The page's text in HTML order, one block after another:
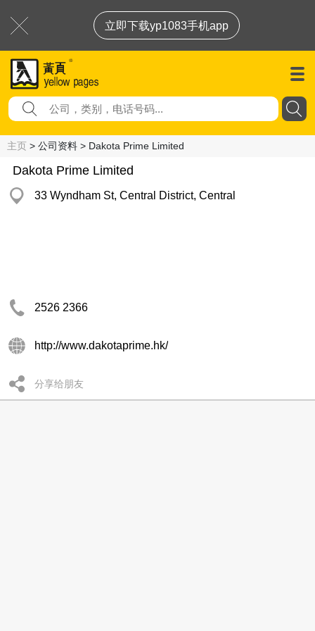
立即下载yp1083手机app
主页 > 公司资料 > Dakota Prime Limited
Dakota Prime Limited
33 Wyndham St, Central District, Central
2526 2366
http://www.dakotaprime.hk/
分享给朋友